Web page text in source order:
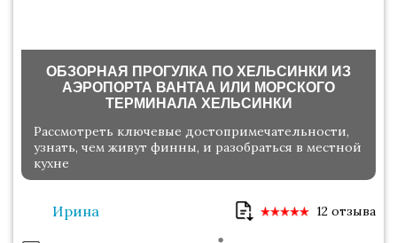
ОБЗОРНАЯ ПРОГУЛКА ПО ХЕЛЬСИНКИ ИЗ
АЭРОПОРТА ВАНТАА ИЛИ МОРСКОГО
ТЕРМИНАЛА ХЕЛЬСИНКИ
Рассмотреть ключевые достопримечательности,
узнать, чем живут финны, и разобраться в местной
кухне
Ирина 12 отзыва